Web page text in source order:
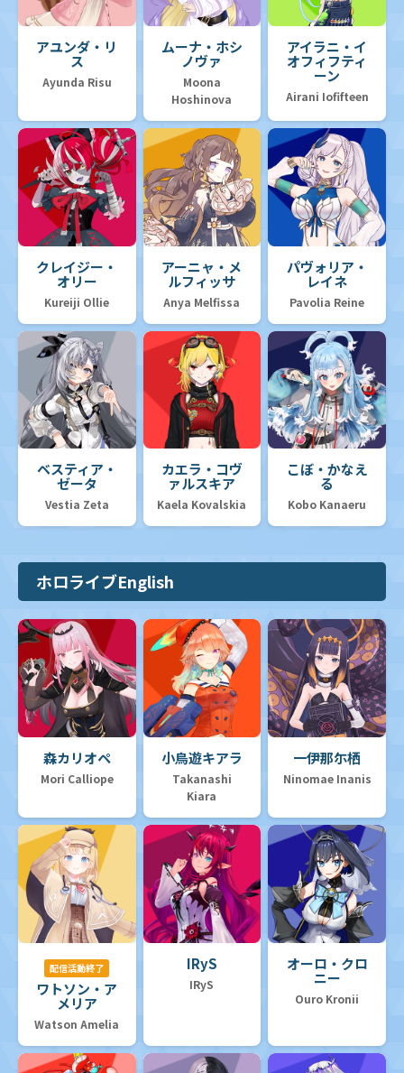
アユンダ・リ
ス
Ayunda Risu
ムーナ・ホシ
ノヴァ
Moona
Hoshinova
アイラニ・イ
オフィフティ
ーン
Airani Iofifteen
クレイジー・
オリー
Kureiji Ollie
アーニャ・メ
ルフィッサ
Anya Melfissa
パヴォリア・
レイネ
Pavolia Reine
ベスティア・
ゼータ
Vestia Zeta
カエラ・コヴ
ァルスキア
Kaela Kovalskia
こぼ・かなえ
る
Kobo Kanaeru
ホロライブEnglish
森カリオペ
Mori Calliope
小鳥遊キアラ
Takanashi
Kiara
一伊那尓栖
Ninomae Inanis
配信活動終了
ワトソン・ア
メリア
Watson Amelia
IRyS
IRyS
オーロ・クロ
ニー
Ouro Kronii